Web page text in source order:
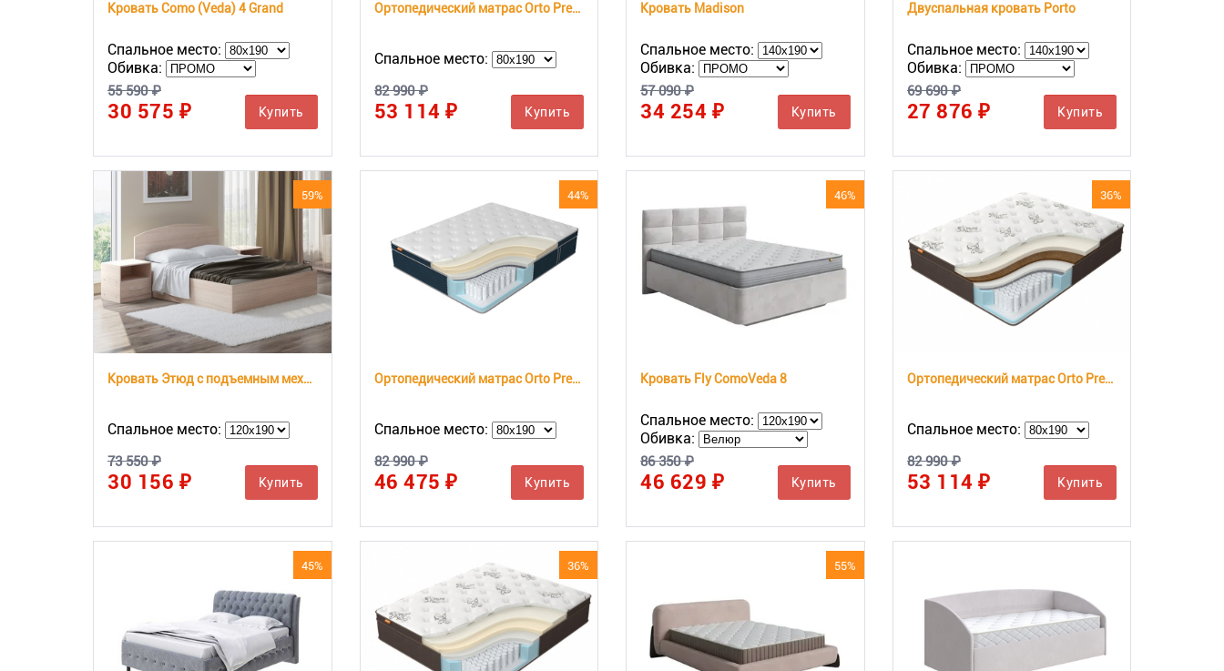
Кровать Como (Veda) 4 Grand
Спальное место:
Обивка:
55 590 ₽
30 575 ₽ Купить
Ортопедический матрас Orto Premium Hard
Спальное место:
82 990 ₽
53 114 ₽ Купить
Кровать Madison
Спальное место:
Обивка:
57 090 ₽
34 254 ₽ Купить
Двуспальная кровать Porto
Спальное место:
Обивка:
69 690 ₽
27 876 ₽ Купить
59%
Кровать Этюд с подъемным механизмом
Спальное место:
73 550 ₽
30 156 ₽ Купить
44%
Ортопедический матрас Orto Premium Memory
Спальное место:
82 990 ₽
46 475 ₽ Купить
46%
Кровать Fly ComoVeda 8
Спальное место:
Обивка:
86 350 ₽
46 629 ₽ Купить
36%
Ортопедический матрас Orto Premium Middle
Спальное место:
82 990 ₽
53 114 ₽ Купить
45% 36% 55%